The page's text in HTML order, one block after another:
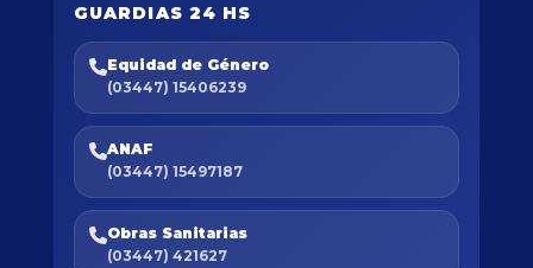
GUARDIAS 24 HS
Equidad de Género
(03447) 15406239
ANAF
(03447) 15497187
Obras Sanitarias
(03447) 421627